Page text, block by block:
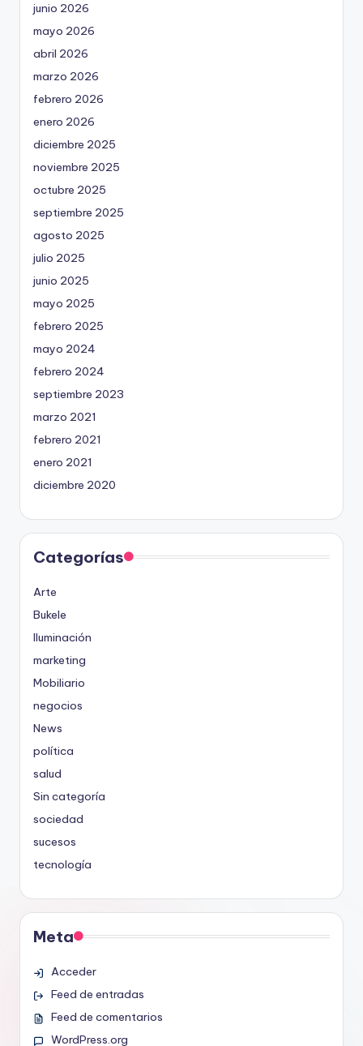
junio 2026
mayo 2026
abril 2026
marzo 2026
febrero 2026
enero 2026
diciembre 2025
noviembre 2025
octubre 2025
septiembre 2025
agosto 2025
julio 2025
junio 2025
mayo 2025
febrero 2025
mayo 2024
febrero 2024
septiembre 2023
marzo 2021
febrero 2021
enero 2021
diciembre 2020
Categorías
Arte
Bukele
Iluminación
marketing
Mobiliario
negocios
News
política
salud
Sin categoría
sociedad
sucesos
tecnología
Meta
Acceder
Feed de entradas
Feed de comentarios
WordPress.org